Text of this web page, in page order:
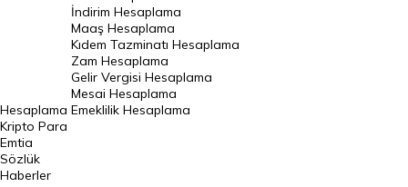
Serbest Piyasa Döviz Kurları
Merkez Bankası Döviz Kurları
Altın Fiyatları
Gram Altın Fiyatı
Çeyrek Altın Fiyatı
Hesaplama
İndirim Hesaplama
Maaş Hesaplama
Kıdem Tazminatı Hesaplama
Zam Hesaplama
Gelir Vergisi Hesaplama
Mesai Hesaplama
Emeklilik Hesaplama
Kripto Para
Emtia
Sözlük
Haberler